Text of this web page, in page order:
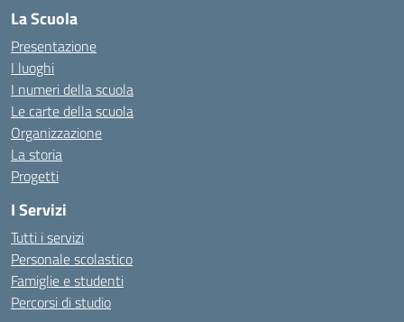
La Scuola
Presentazione
I luoghi
I numeri della scuola
Le carte della scuola
Organizzazione
La storia
Progetti
I Servizi
Tutti i servizi
Personale scolastico
Famiglie e studenti
Percorsi di studio